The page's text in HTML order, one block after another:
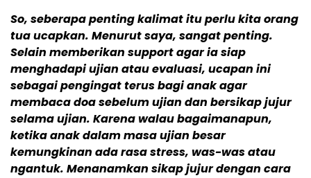
So, seberapa penting kalimat itu perlu kita orang
tua ucapkan. Menurut saya, sangat penting.
Selain memberikan support agar ia siap
menghadapi ujian atau evaluasi, ucapan ini
sebagai pengingat terus bagi anak agar
membaca doa sebelum ujian dan bersikap jujur
selama ujian. Karena walau bagaimanapun,
ketika anak dalam masa ujian besar
kemungkinan ada rasa stress, was-was atau
ngantuk. Menanamkan sikap jujur dengan cara